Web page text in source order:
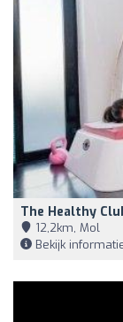
The Healthy
12,2km, Mol
Bekijk